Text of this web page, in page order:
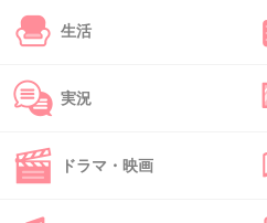
異人館ホテル殺人事件
赤髭のサンタクロースに
生活
実況
ドラマ・映画